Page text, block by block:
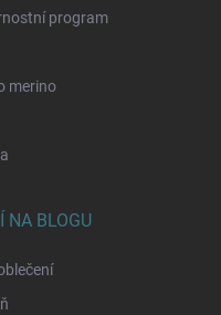
program
merino
NA BLOGU